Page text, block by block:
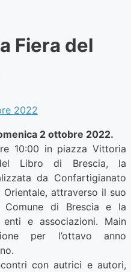
Fiera del
2022
2 ottobre 2022.
10:00 in piazza Vittoria
Libro di Brescia, la
da Confartigianato
Orientale, attraverso il suo
Comune di Brescia e la
e associazioni. Main
per l’ottavo anno
con autrici e autori,